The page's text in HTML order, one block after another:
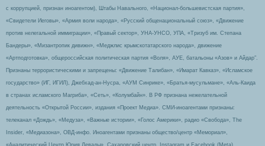
с коррупцией, признан иноагентом), Штабы Навального, «Национал-большевистская партия»,
«Свидетели Иеговы», «Армия воли народа», «Русский общенациональный союз», «Движение
против нелегальной иммиграции», «Правый сектор», УНА-УНСО, УПА, «Тризуб им. Степана
Бандеры», «Мизантропик дивижн», «Меджлис крымскотатарского народа», движение
«Артподготовка», общероссийская политическая партия «Воля», АУЕ, батальоны «Азов» и Айдар″.
Признаны террористическими и запрещены: «Движение Талибан», «Имарат Кавказ», «Исламское
государство» (ИГ, ИГИЛ), Джебхад-ан-Нусра, «АУМ Синрике», «Братья-мусульмане», «Аль-Каида
в странах исламского Магриба», «Сеть», «Колумбайн». В РФ признана нежелательной
деятельность «Открытой России», издания «Проект Медиа». СМИ-иноагентами признаны:
телеканал «Дождь», «Медуза», «Важные истории», «Голос Америки», радио «Свобода», The
Insider, «Медиазона», ОВД-инфо. Иноагентами признаны общество/центр «Мемориал»,